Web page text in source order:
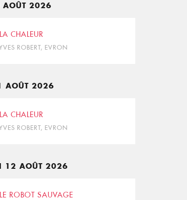
AOÛT 2026
LA CHALEUR
ROBERT, EVRON
AOÛT 2026
LA CHALEUR
ROBERT, EVRON
12 AOÛT 2026
LE ROBOT SAUVAGE